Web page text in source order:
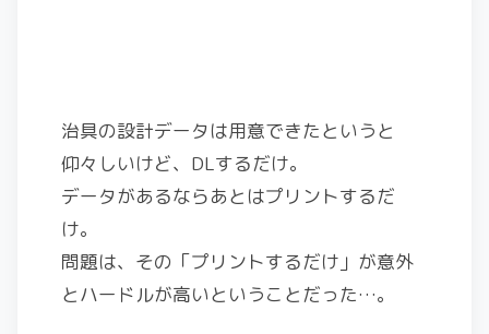
治具の設計データは用意できたというと
仰々しいけど、DLするだけ。
データがあるならあとはプリントするだ
け。
問題は、その「プリントするだけ」が意外
とハードルが高いということだった…。